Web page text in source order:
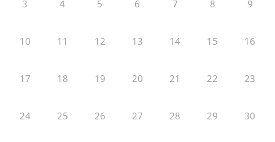
3 4 5 6 7 8 9
10 11 12 13 14 15 16
17 18 19 20 21 22 23
24 25 26 27 28 29 30